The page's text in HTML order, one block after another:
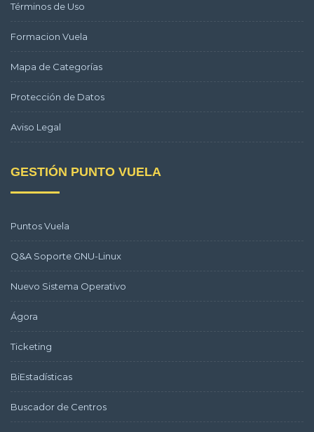
Términos de Uso
Formacion Vuela
Mapa de Categorías
Protección de Datos
Aviso Legal
GESTIÓN PUNTO VUELA
Puntos Vuela
Q&A Soporte GNU-Linux
Nuevo Sistema Operativo
Ágora
Ticketing
BiEstadísticas
Buscador de Centros